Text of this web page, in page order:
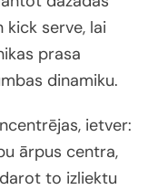
kick serve, lai
prasa
dinamiku.
ietver:
ārpus centra,
to izliektu